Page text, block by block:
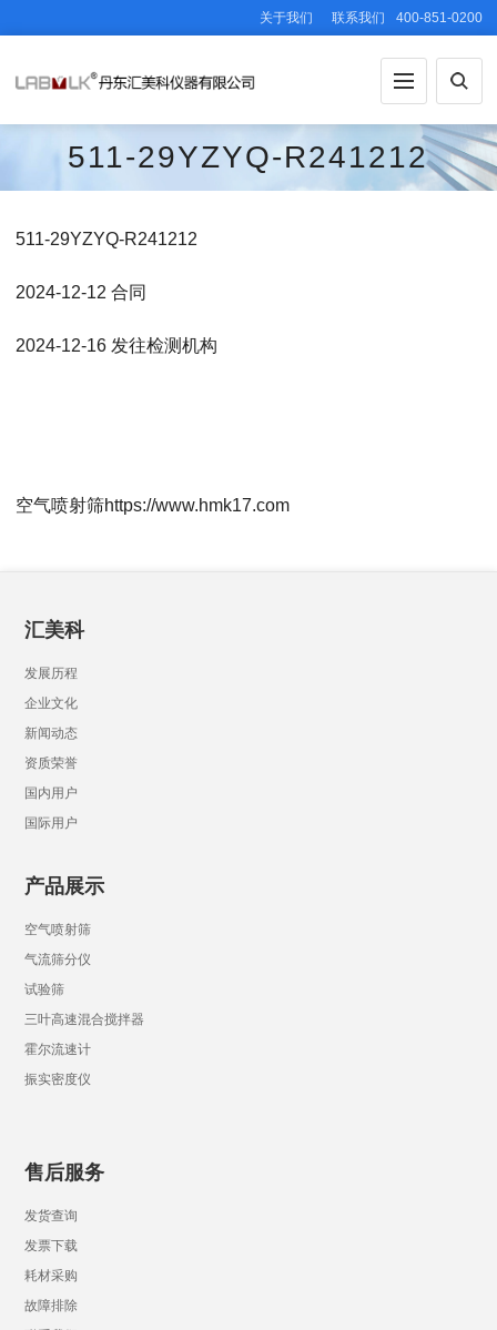
关于我们 联系我们 400-851-0200
511-29YZYQ-R241212
511-29YZYQ-R241212
2024-12-12 合同
2024-12-16 发往检测机构
空气喷射筛https://www.hmk17.com
汇美科
发展历程
企业文化
新闻动态
资质荣誉
国内用户
国际用户
产品展示
空气喷射筛
气流筛分仪
试验筛
三叶高速混合搅拌器
霍尔流速计
振实密度仪
售后服务
发货查询
发票下载
耗材采购
故障排除